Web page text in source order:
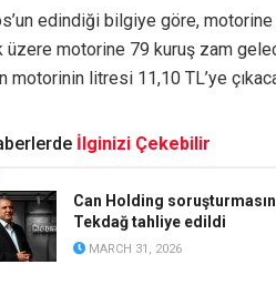
edindiği bilgiye göre,
üzere motorine 79 kuruş zam
motorinin litresi 11,10 TL’ye
İlginizi Çekebilir
Can Holding
Tekdağ tahliye edildi
MARCH 31, 2026